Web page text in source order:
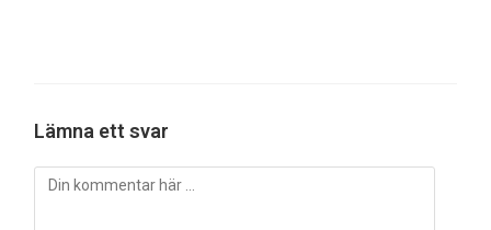
Lämna ett svar